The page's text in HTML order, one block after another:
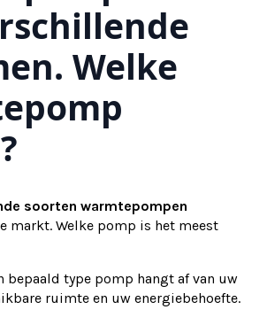
Welke
soorten warmtepompen
markt. Welke pomp is het meest
bepaald type pomp hangt af van uw
ruimte en uw energiebehoefte.